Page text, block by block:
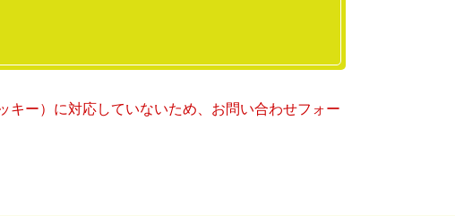
ー）に対応していないため、お問い合わせフォー